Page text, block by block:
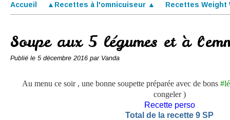
Accueil ▲Recettes à l'omnicuiseur ▲ Recettes Weight
Soupe aux 5 légumes et à
Publié le 5 décembre 2016 par Vanda
Au menu ce soir , une bonne soupette préparée avec de bons
congeler )
Recette perso
Total de la recette 9 SP